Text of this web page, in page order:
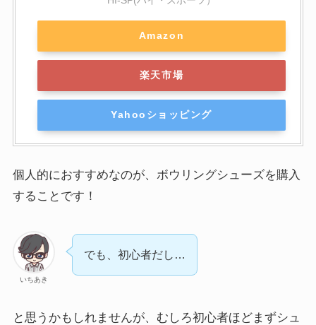
Amazon
楽天市場
Yahooショッピング
個人的におすすめなのが、ボウリングシューズを購入
することです！
いちあき
でも、初心者だし…
と思うかもしれませんが、むしろ初心者ほどまずシュ